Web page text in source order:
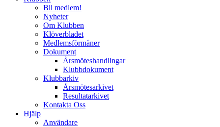
Bli medlem!
Nyheter
Om Klubben
Klöverbladet
Medlemsförmåner
Dokument
Årsmöteshandlingar
Klubbdokument
Klubbarkiv
Årsmötesarkivet
Resultatarkivet
Kontakta Oss
Hjälp
Användare